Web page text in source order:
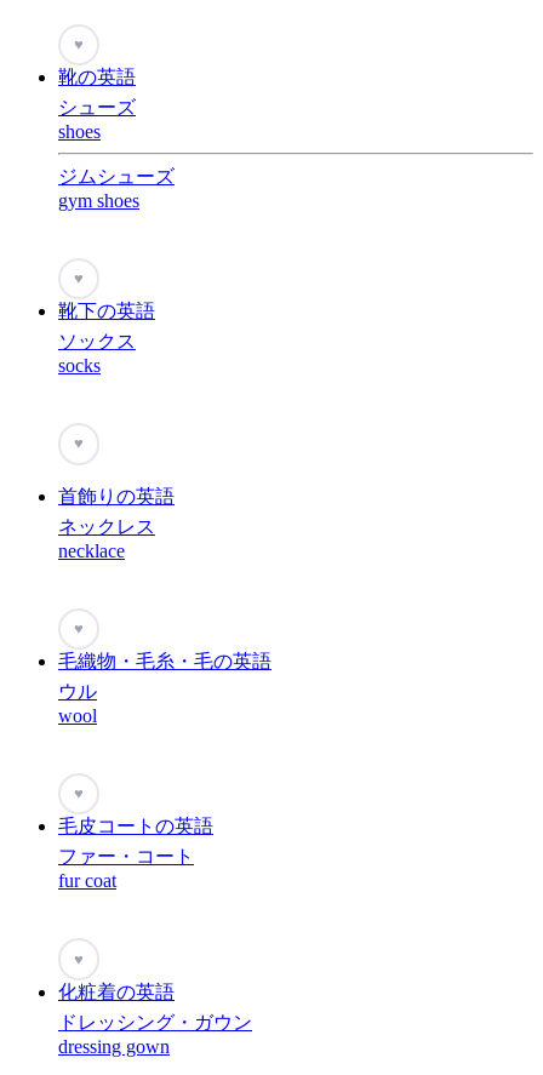
♥
靴の英語
シューズ
shoes
ジムシューズ
gym shoes
♥
靴下の英語
ソックス
socks
♥
首飾りの英語
ネックレス
necklace
♥
毛織物・毛糸・毛の英語
ウル
wool
♥
毛皮コートの英語
ファー・コート
fur coat
♥
化粧着の英語
ドレッシング・ガウン
dressing gown